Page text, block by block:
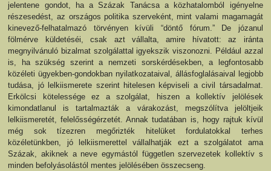
jelentene gondot, ha a Százak Tanácsa a közhatalomból igényelne
részesedést, az országos politika szerveként, mint valami magamagát
kinevező-felhatalmazó törvényen kívüli “döntő fórum.” De józanul
fölmérve küldetéséi, csak azt vállalta, amire hívatott: az iránta
megnyilvánuló bizalmat szolgálattal igyekszik viszonozni. Például azzal
is, ha szükség szerint a nemzeti sorskérdésekben, a legfontosabb
közéleti ügyekben-gondokban nyilatkozataival, állásfoglalásaival legjobb
tudása, jó lelkiismerete szerint hitelesen képviseli a civil társadalmat.
Erkölcsi kötelessége ez a szolgálat, hiszen a kollektív jelölések
kimondatlanul is tartalmazták a várakozást, megszólítva jelöltjeik
lelkiismeretét, felelősségérzetét. Annak tudatában is, hogy rajtuk kívül
még sok tízezren megőrizték hitelüket fordulatokkal terhes
közéletünkben, jó lelkiismerettel vállalhatják ezt a szolgálatot ama
Százak, akiknek a neve egymástól független szervezetek kollektív s
minden befolyásolástól mentes jelölésében összecseng.